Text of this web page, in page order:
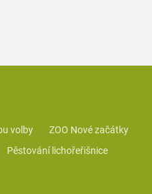
volby
ZOO Nové začátky
Pěstování lichořeřišnice